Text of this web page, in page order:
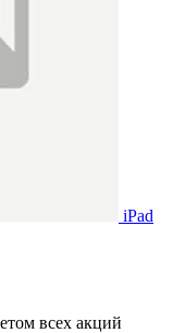
iPad
всех акций